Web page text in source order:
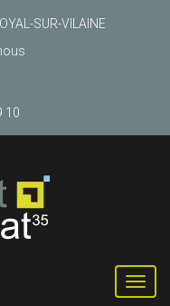
SUR-VILAINE
10